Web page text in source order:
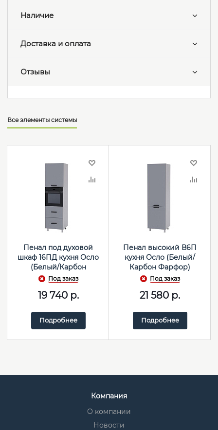
Наличие
Доставка и оплата
Отзывы
Все элементы системы
Пенал под духовой
шкаф 16ПД кухня Осло
(Белый/Карбон
Фарфор)
Под заказ
19 740р.
Подробнее
Пенал высокий В6П
кухня Осло (Белый/
Карбон Фарфор)
Под заказ
21 580 р.
Подробнее
Компания
О компании
Новости